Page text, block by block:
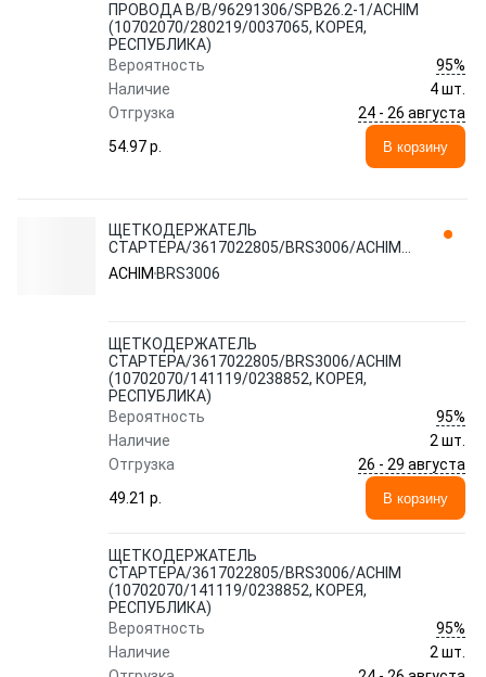
ПРОВОДА В/В/96291306/SPB26.2-1/ACHIM
(10702070/280219/0037065, КОРЕЯ,
РЕСПУБЛИКА)
Вероятность
95%
Наличие
4 шт.
Отгрузка
24 - 26 августа
54.97 p.
В корзину
ЩЕТКОДЕРЖАТЕЛЬ
СТАРТЕРА/3617022805/BRS3006/ACHIM
(10702070/141119/0238852, КОРЕЯ,
РЕСПУБЛИКА)
ACHIM BRS3006
ЩЕТКОДЕРЖАТЕЛЬ
СТАРТЕРА/3617022805/BRS3006/ACHIM
(10702070/141119/0238852, КОРЕЯ,
РЕСПУБЛИКА)
Вероятность
95%
Наличие
2 шт.
Отгрузка
26 - 29 августа
49.21 p.
В корзину
ЩЕТКОДЕРЖАТЕЛЬ
СТАРТЕРА/3617022805/BRS3006/ACHIM
(10702070/141119/0238852, КОРЕЯ,
РЕСПУБЛИКА)
Вероятность
95%
Наличие
2 шт.